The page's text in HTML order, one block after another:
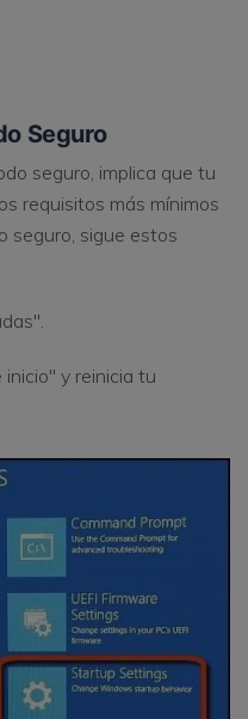
Seguro
seguro, implica que tu
requisitos más mínimos
seguro, sigue estos
y reinicia tu